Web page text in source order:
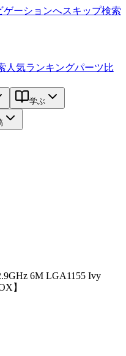
ゲーションへスキップ検索
人気ランキングパーツ比
学ぶ
6M LGA1155 Ivy
】